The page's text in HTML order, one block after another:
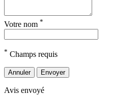
Votre nom *
* Champs requis
Annuler Envoyer
Avis envoyé